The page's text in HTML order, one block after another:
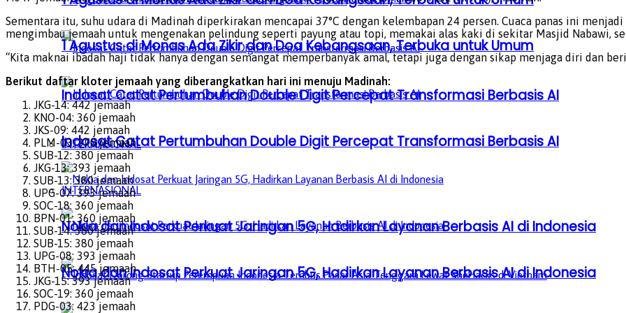
Indosat Catat Pertumbuhan Double Digit Percepat Transformasi Berbasis AI
INTERNASIONAL
Nokia dan Indosat Perkuat Jaringan 5G, Hadirkan Layanan Berbasis AI di Indonesia
1 Agustus di Monas Ada Zikir dan Doa Kebangsaan, Terbuka untuk Umum
Indosat Catat Pertumbuhan Double Digit Percepat Transformasi Berbasis AI
INTERNASIONAL
Nokia dan Indosat Perkuat Jaringan 5G, Hadirkan Layanan Berbasis AI di Indonesia
Sementara itu, suhu udara di Madinah diperkirakan mencapai 37°C dengan kelembapan 24 persen. Cuaca panas ini
mengimbau jemaah untuk mengenakan pelindung seperti payung atau topi, memakai alas kaki di sekitar Masjid Nabawi,
“Kita maknai ibadah haji tidak hanya dengan semangat memperbanyak amal, tetapi juga dengan sikap menjaga diri dan
Berikut daftar kloter jemaah yang diberangkatkan hari ini menuju Madinah:
JKG-14: 442 jemaah
KNO-04: 360 jemaah
JKS-09: 442 jemaah
PLM-03: 370 jemaah
SUB-12: 380 jemaah
JKG-13: 393 jemaah
SUB-13: 380 jemaah
UPG-07: 393 jemaah
SOC-18: 360 jemaah
BPN-01: 360 jemaah
SUB-14: 380 jemaah
SUB-15: 380 jemaah
UPG-08: 393 jemaah
BTH-05: 445 jemaah
JKG-15: 393 jemaah
SOC-19: 360 jemaah
PDG-03: 423 jemaah